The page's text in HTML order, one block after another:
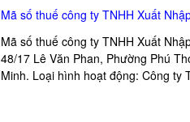
Mã số thuế công ty TNHH Xuất
Mã số thuế công ty TNHH Xuất
48/17 Lê Văn Phan, Phường Phú
Minh. Loại hình hoạt động: Công ty